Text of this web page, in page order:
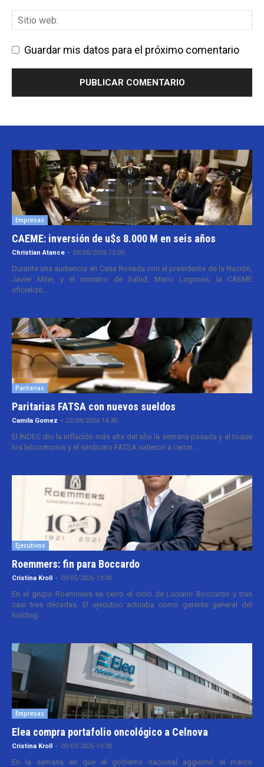
Guardar mis datos para el próximo comentario
Empresas
CAEME: inversión de u$s 8.000 M en seis años
Christian Atance - 29/05/2026 15:00
Durante una audiencia en Casa Rosada con el presidente de la Nación,
Javier Milei, y el ministro de Salud, Mario Lugones, la CAEME
oficializó...
Paritarias
Paritarias FATSA con nuevos sueldos
Camila Gomez - 22/04/2026 14:30
El INDEC dio la inflación más alta del año la semana pasada y al toque
los laboratorios y el sindicato FATSA salieron a cerrar...
Ejecutivos
Roemmers: fin para Boccardo
Cristina Kroll - 20/05/2026 13:00
En el grupo Roemmers se cerró el ciclo de Luciano Boccardo y tras
casi tres décadas. El ejecutivo actuaba como gerente general del
holding...
Empresas
Elea compra portafolio oncológico a Celnova
Cristina Kroll - 20/03/2026 10:30
En la semana en que el gobierno nacional aggiornó el marco